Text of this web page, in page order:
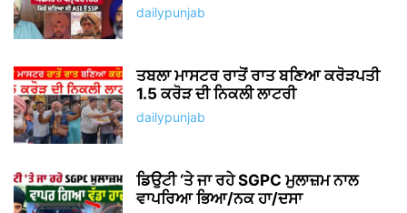
dailypunjab
ਤਬਲਾ ਮਾਸਟਰ ਰਾਤੋਂ ਰਾਤ ਬਣਿਆ ਕਰੋੜਪਤੀ
1.5 ਕਰੋੜ ਦੀ ਨਿਕਲੀ ਲਾਟਰੀ
dailypunjab
ਡਿਉਟੀ ‘ਤੇ ਜਾ ਰਹੇ SGPC ਮੁਲਾਜ਼ਮ ਨਾਲ
ਵਾਪਰਿਆ ਭਿਆ/ਨਕ ਹਾ/ਦਸਾ